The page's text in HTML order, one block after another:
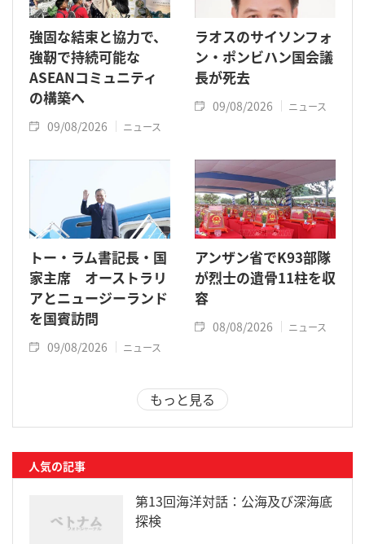
強固な結束と協力で、
強靭で持続可能な
ASEANコミュニティ
の構築へ
09/08/2026 ニュース
ラオスのサイソンフォ
ン・ポンビハン国会議
長が死去
09/08/2026 ニュース
トー・ラム書記長・国
家主席 オーストラリ
アとニュージーランド
を国賓訪問
09/08/2026 ニュース
アンザン省でK93部隊
が烈士の遺骨11柱を収
容
08/08/2026 ニュース
もっと見る
人気の記事
第13回海洋対話：公海及び深海底
探検